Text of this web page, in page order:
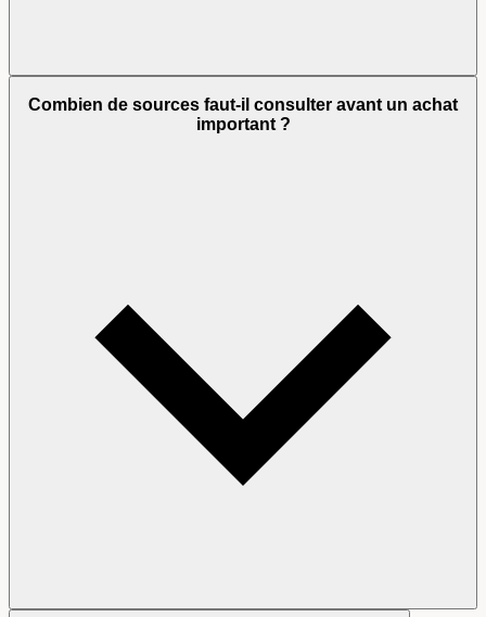
Combien de sources faut-il consulter avant un achat
important ?